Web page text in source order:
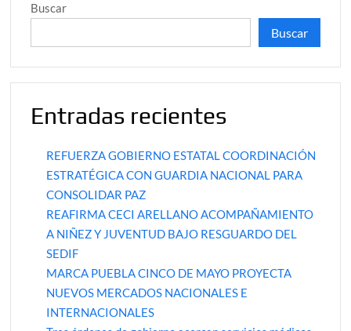
Buscar
Buscar
Entradas recientes
REFUERZA GOBIERNO ESTATAL COORDINACIÓN
ESTRATÉGICA CON GUARDIA NACIONAL PARA
CONSOLIDAR PAZ
REAFIRMA CECI ARELLANO ACOMPAÑAMIENTO
A NIÑEZ Y JUVENTUD BAJO RESGUARDO DEL
SEDIF
MARCA PUEBLA CINCO DE MAYO PROYECTA
NUEVOS MERCADOS NACIONALES E
INTERNACIONALES